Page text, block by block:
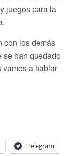
juegos para la
con los demás
se han quedado
vamos a hablar
Telegram